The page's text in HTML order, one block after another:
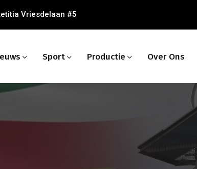
Vriesdelaan #5
Sport Productie Over Ons